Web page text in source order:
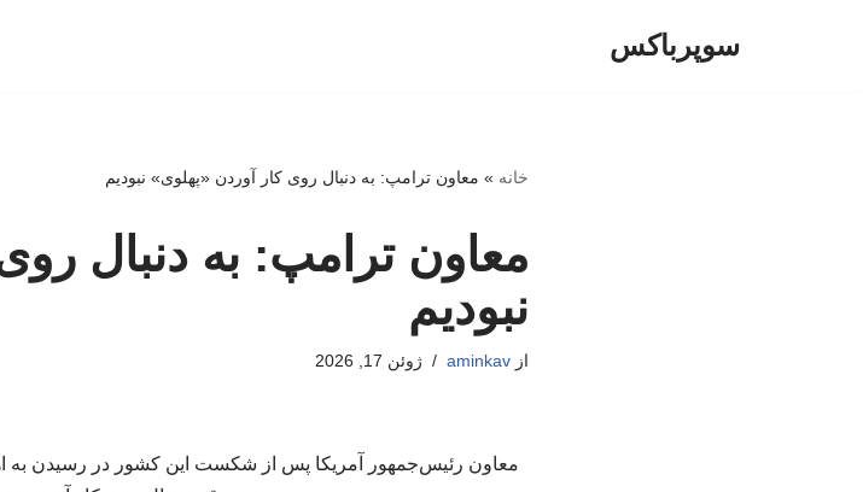
سوپرباکس
خانه » معاون ترامپ: به دنبال روی کار آوردن «پهلوی» نبودیم
معاون ترامپ: به دنبال
نبودیم
ازaminkav ژوئن 17, 2026
معاون رئیس‌جمهور آمریکا پس از شکست این کشور در رسیدن به